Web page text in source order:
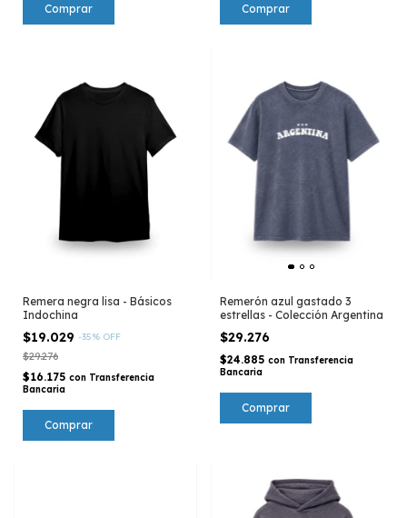
Comprar Comprar
Remera negra lisa - Básicos
Indochina
$19.029 -35% OFF
$29.276
$16.175 con Transferencia
Bancaria
Comprar
Remerón azul gastado 3
estrellas - Colección Argentina
$29.276
$24.885 con Transferencia
Bancaria